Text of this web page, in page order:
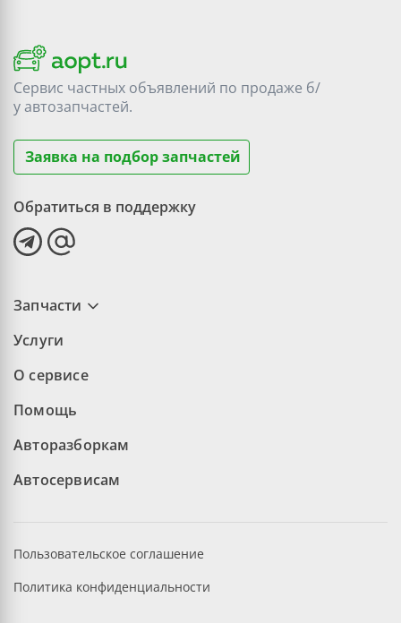
Сервис частных объявлений по продаже б/
уавтозапчастей.
Заявка на подбор запчастей
Обратиться в поддержку
Запчасти
Услуги
О сервисе
Помощь
Авторазборкам
Автосервисам
Пользовательское соглашение
Политика конфиденциальности